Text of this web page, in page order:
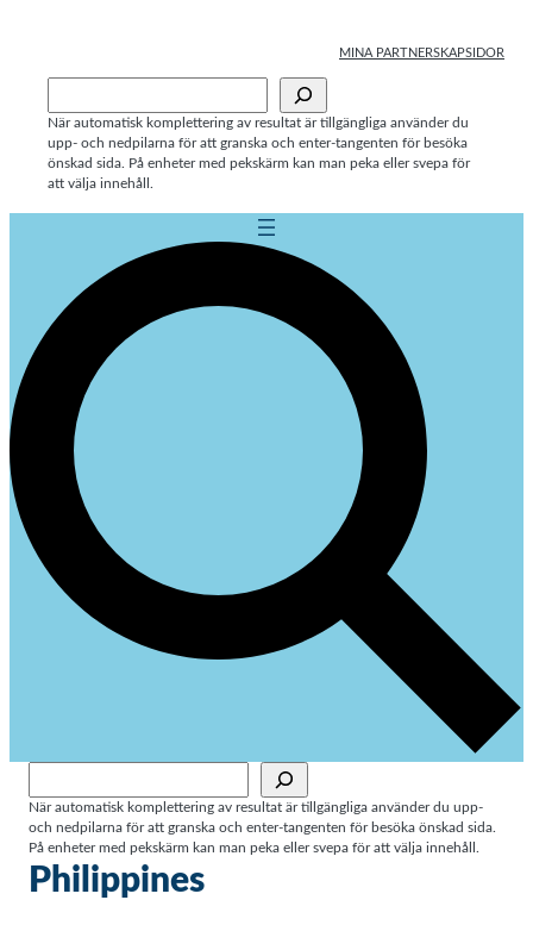
MINA PARTNERSKAPSIDOR
När automatisk komplettering av resultat är tillgängliga använder du
upp- och nedpilarna för att granska och enter-tangenten för besöka
önskad sida. På enheter med pekskärm kan man peka eller svepa för
att välja innehåll.
När automatisk komplettering av resultat är tillgängliga använder du upp-
och nedpilarna för att granska och enter-tangenten för besöka önskad sida.
På enheter med pekskärm kan man peka eller svepa för att välja innehåll.
Philippines